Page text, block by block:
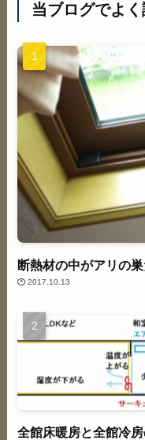
当ブログでよ
断熱材の中がアリの
2017.10.13
全館床暖房と全館冷房